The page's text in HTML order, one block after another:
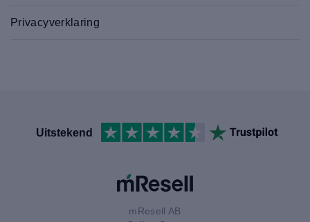
Privacyverklaring
Uitstekend
mResell AB